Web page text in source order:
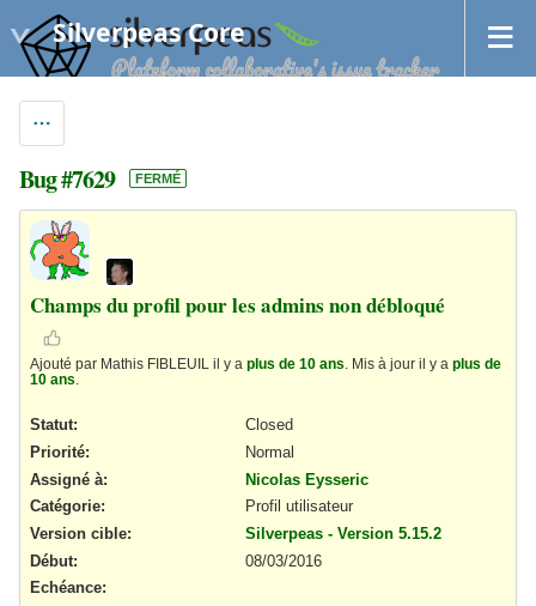
Silverpeas Core
Bug #7629 FERMÉ
Champs du profil pour les admins non débloqué
Ajouté par Mathis FIBLEUIL il y a plus de 10 ans . Mis à jour il y a plus de
10 ans
Statut:
Closed
Priorité:
Normal
Assigné à:
Nicolas Eysseric
Catégorie:
Profil utilisateur
Version cible:
Silverpeas - Version 5.15.2
Début:
08/03/2016
Echéance: